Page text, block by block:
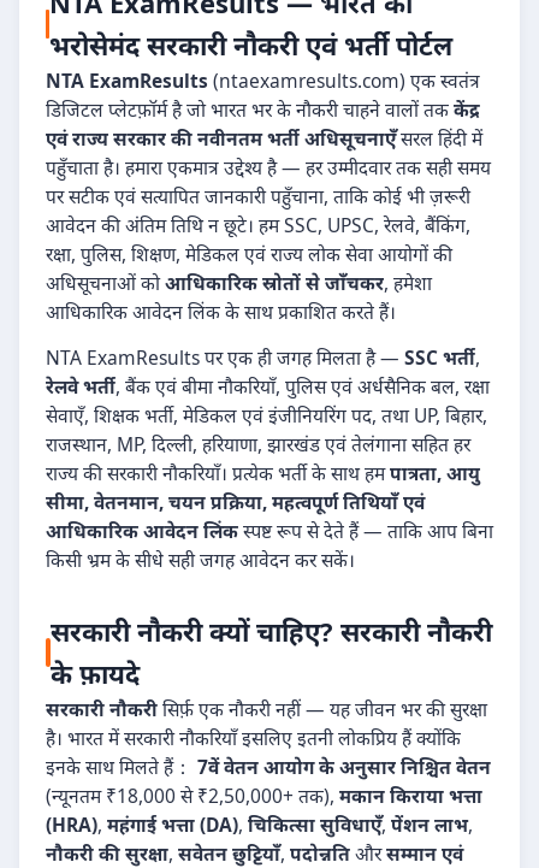
भरोसेमंद सरकारी नौकरी एवं भर्ती पोर्टल
NTA ExamResults (ntaexamresults.com) एक स्वतंत्र
डिजिटल प्लेटफ़ॉर्म है जो भारत भर के नौकरी चाहने वालों तककेंद्र
एवं राज्य सरकार की नवीनतम भर्ती अधिसूचनाएँसरल हिंदी में
पहुँचाता है। हमारा एकमात्र उद्देश्य है — हर उम्मीदवार तक सही समय
पर सटीक एवं सत्यापित जानकारी पहुँचाना, ताकि कोई भी ज़रूरी
आवेदन की अंतिम तिथि न छूटे। हम SSC, UPSC, रेलवे, बैंकिंग,
रक्षा, पुलिस, शिक्षण, मेडिकल एवं राज्य लोक सेवा आयोगों की
अधिसूचनाओं कोआधिकारिक स्रोतों से जाँचकर, हमेशा
आधिकारिक आवेदन लिंक के साथ प्रकाशित करते हैं।
NTA ExamResults पर एक ही जगह मिलता है — SSC भर्ती,
रेलवे भर्ती, बैंक एवं बीमा नौकरियाँ, पुलिस एवं अर्धसैनिक बल, रक्षा
सेवाएँ, शिक्षक भर्ती, मेडिकल एवं इंजीनियरिंग पद, तथा UP, बिहार,
राजस्थान, MP, दिल्ली, हरियाणा, झारखंड एवं तेलंगाना सहित हर
राज्य की सरकारी नौकरियाँ। प्रत्येक भर्ती के साथ हमपात्रता, आयु
सीमा, वेतनमान, चयन प्रक्रिया, महत्वपूर्ण तिथियाँ एवं
आधिकारिक आवेदन लिंकस्पष्ट रूप से देते हैं — ताकि आप बिना
किसी भ्रम के सीधे सही जगह आवेदन कर सकें।
सरकारी नौकरी क्यों चाहिए? सरकारी नौकरी
के फ़ायदे
सरकारी नौकरीसिर्फ़ एक नौकरी नहीं — यह जीवन भर की सुरक्षा
है। भारत में सरकारी नौकरियाँ इसलिए इतनी लोकप्रिय हैं क्योंकि
इनके साथ मिलते हैं： 7वें वेतन आयोग के अनुसार निश्चित वेतन
(न्यूनतम ₹18,000 से ₹2,50,000+ तक), मकान किराया भत्ता
(HRA), महंगाई भत्ता (DA), चिकित्सा सुविधाएँ, पेंशन लाभ,
नौकरी की सुरक्षा, सवेतन छुट्टियाँ, पदोन्नतिऔरसम्मान एवं